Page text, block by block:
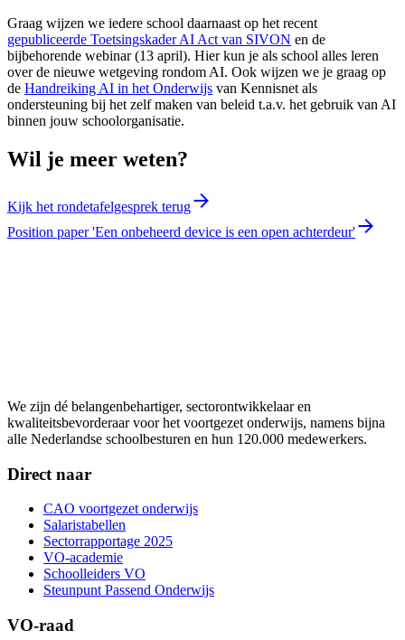
Graag wijzen we iedere school daarnaast op het recent
gepubliceerde Toetsingskader AI Act van SIVON en de
bijbehorende webinar (13 april). Hier kun je als school alles leren
over de nieuwe wetgeving rondom AI. Ook wijzen we je graag op
de Handreiking AI in het Onderwijs van Kennisnet als
ondersteuning bij het zelf maken van beleid t.a.v. het gebruik van AI
binnen jouw schoolorganisatie.
Wil je meer weten?
Kijk het rondetafelgesprek terug
Position paper 'Een onbeheerd device is een open achterdeur'
We zijn dé belangenbehartiger, sectorontwikkelaar en
kwaliteitsbevorderaar voor het voortgezet onderwijs, namens bijna
alle Nederlandse schoolbesturen en hun 120.000 medewerkers.
Direct naar
CAO voortgezet onderwijs
Salaristabellen
Sectorrapportage 2025
VO-academie
Schoolleiders VO
Steunpunt Passend Onderwijs
VO-raad